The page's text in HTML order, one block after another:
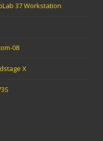
37 Workstation
08
X